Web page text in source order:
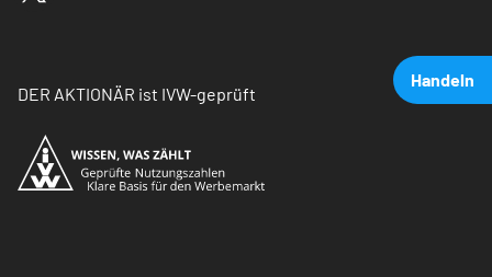
Handeln
DER AKTIONÄR ist IVW-geprüft